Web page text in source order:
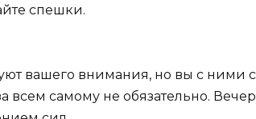
спешки.
вашего внимания, но вы с ними
всем самому не обязательно.